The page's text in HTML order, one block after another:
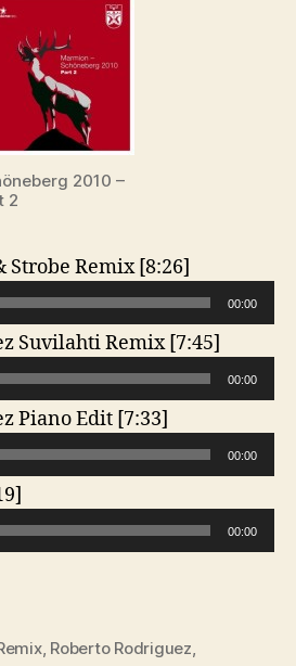
2010 –
2
Strobe Remix [8:26]
u
d
i
o
-
P
l
a
y
e
00:00
Suvilahti Remix [7:45]
u
d
o
-
P
a
00:00
Piano Edit [7:33]
u
d
o
-
00:00
u
d
P
00:00
, Roberto Rodriguez